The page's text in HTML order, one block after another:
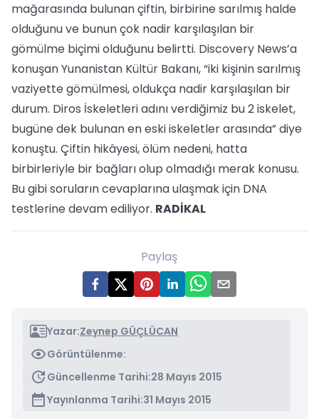
mağarasında bulunan çiftin, birbirine sarılmış halde
olduğunu ve bunun çok nadir karşılaşılan bir
gömülme biçimi olduğunu belirtti. Discovery News’a
konuşan Yunanistan Kültür Bakanı, “iki kişinin sarılmış
vaziyette gömülmesi, oldukça nadir karşılaşılan bir
durum. Diros İskeletleri adını verdiğimiz bu 2 iskelet,
bugüne dek bulunan en eski iskeletler arasında” diye
konuştu. Çiftin hikâyesi, ölüm nedeni, hatta
birbirleriyle bir bağları olup olmadığı merak konusu.
Bu gibi soruların cevaplarına ulaşmak için DNA
testlerine devam ediliyor. RADİKAL
Paylaş
Yazar:Zeynep GÜÇLÜCAN
Görüntülenme:
Güncellenme Tarihi:28 Mayıs 2015
Yayınlanma Tarihi:31 Mayıs 2015